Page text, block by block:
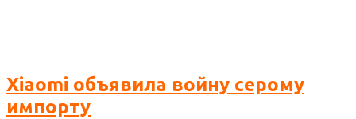
Xiaomi объявила войну серому
импорту